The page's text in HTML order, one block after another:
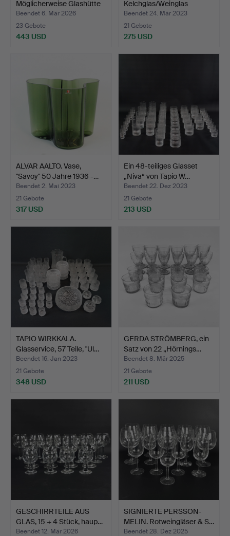
Möglicherweise Glashütte
Nöstet…
Beendet 6. Mär 2026
23 Gebote
443 USD
Kelchglas/Weinglas
"Festival", 1…
Beendet 24. Mär 2023
21 Gebote
275 USD
ALVAR AALTO. Vase,
"Savoy" 50 Jahre 1936 -…
Beendet 2. Mai 2023
21 Gebote
317 USD
Ein 48-teiliges Glasset
„Niva“ von Tapio W…
Beendet 22. Dez 2023
21 Gebote
213 USD
TAPIO WIRKKALA.
Glasservice, 57 Teile, "Ul…
Beendet 16. Jan 2023
21 Gebote
348 USD
GERDA STRÖMBERG, ein
Satz von 22 „Hörnings…
Beendet 8. Mär 2025
21 Gebote
211 USD
GESCHIRRTEILE AUS
GLAS, 15 + 4 Stück, haup…
Beendet 12. Mär 2026
SIGNIERTE PERSSON-
MELIN. Rotweingläser & S…
Beendet 28. Dez 2025